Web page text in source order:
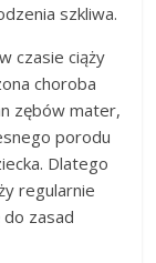
szkliwa.
czasie ciąży
choroba
zębów mater,
porodu
Dlatego
regularnie
zasad